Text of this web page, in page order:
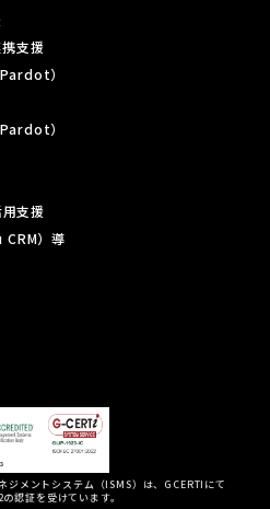
支援
）
）
支援
）導
ジメントシステム（ISMS）は、GCERTIにて
認証を受けています。